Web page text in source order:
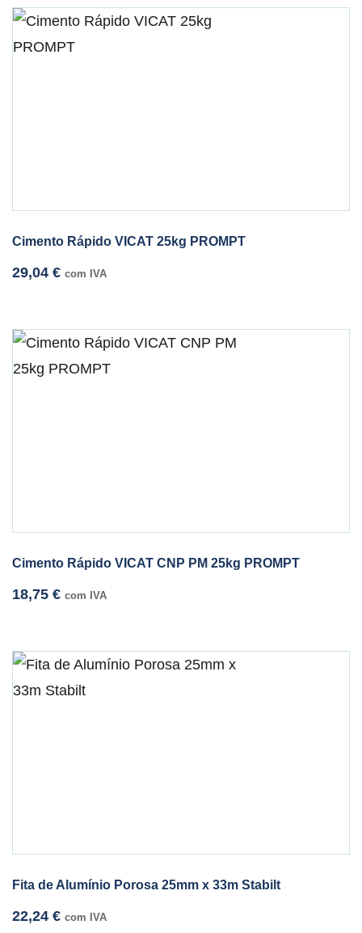
Cimento Rápido VICAT 25kg PROMPT
29,04 € com IVA
Cimento Rápido VICAT CNP PM 25kg PROMPT
18,75 € com IVA
Fita de Alumínio Porosa 25mm x 33m Stabilt
22,24 € com IVA